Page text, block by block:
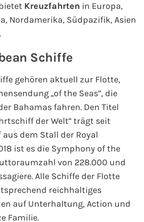
Kreuzfahrten in Europa,
Nordamerika, Südpazifik, Asien
Schiffe
gehören aktuell zur Flotte,
„of the Seas“, die
Bahamas fahren. Den Titel
der Welt“ trägt seit
dem Stall der Royal
ist es die Symphony of the
von 228.000 und
Alle Schiffe der Flotte
reichhaltiges
auf Unterhaltung, Action und
Familie.